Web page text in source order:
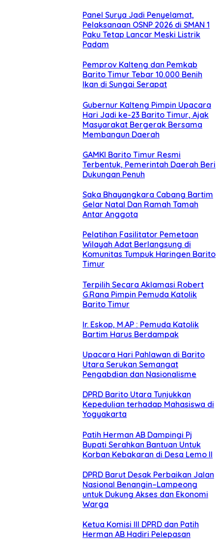
Panel Surya Jadi Penyelamat,
Pelaksanaan OSNP 2026 di SMAN 1
Paku Tetap Lancar Meski Listrik
Padam
Pemprov Kalteng dan Pemkab
Barito Timur Tebar 10.000 Benih
Ikan di Sungai Serapat
Gubernur Kalteng Pimpin Upacara
Hari Jadi ke-23 Barito Timur, Ajak
Masyarakat Bergerak Bersama
Membangun Daerah
GAMKI Barito Timur Resmi
Terbentuk, Pemerintah Daerah Beri
Dukungan Penuh
Saka Bhayangkara Cabang Bartim
Gelar Natal Dan Ramah Tamah
Antar Anggota
Pelatihan Fasilitator Pemetaan
Wilayah Adat Berlangsung di
Komunitas Tumpuk Haringen Barito
Timur
Terpilih Secara Aklamasi Robert
G.Rana Pimpin Pemuda Katolik
Barito Timur
Ir. Eskop, M.AP : Pemuda Katolik
Bartim Harus Berdampak
Upacara Hari Pahlawan di Barito
Utara Serukan Semangat
Pengabdian dan Nasionalisme
DPRD Barito Utara Tunjukkan
Kepedulian terhadap Mahasiswa di
Yogyakarta
Patih Herman AB Dampingi Pj
Bupati Serahkan Bantuan Untuk
Korban Kebakaran di Desa Lemo II
DPRD Barut Desak Perbaikan Jalan
Nasional Benangin–Lampeong
untuk Dukung Akses dan Ekonomi
Warga
Ketua Komisi III DPRD dan Patih
Herman AB Hadiri Pelepasan